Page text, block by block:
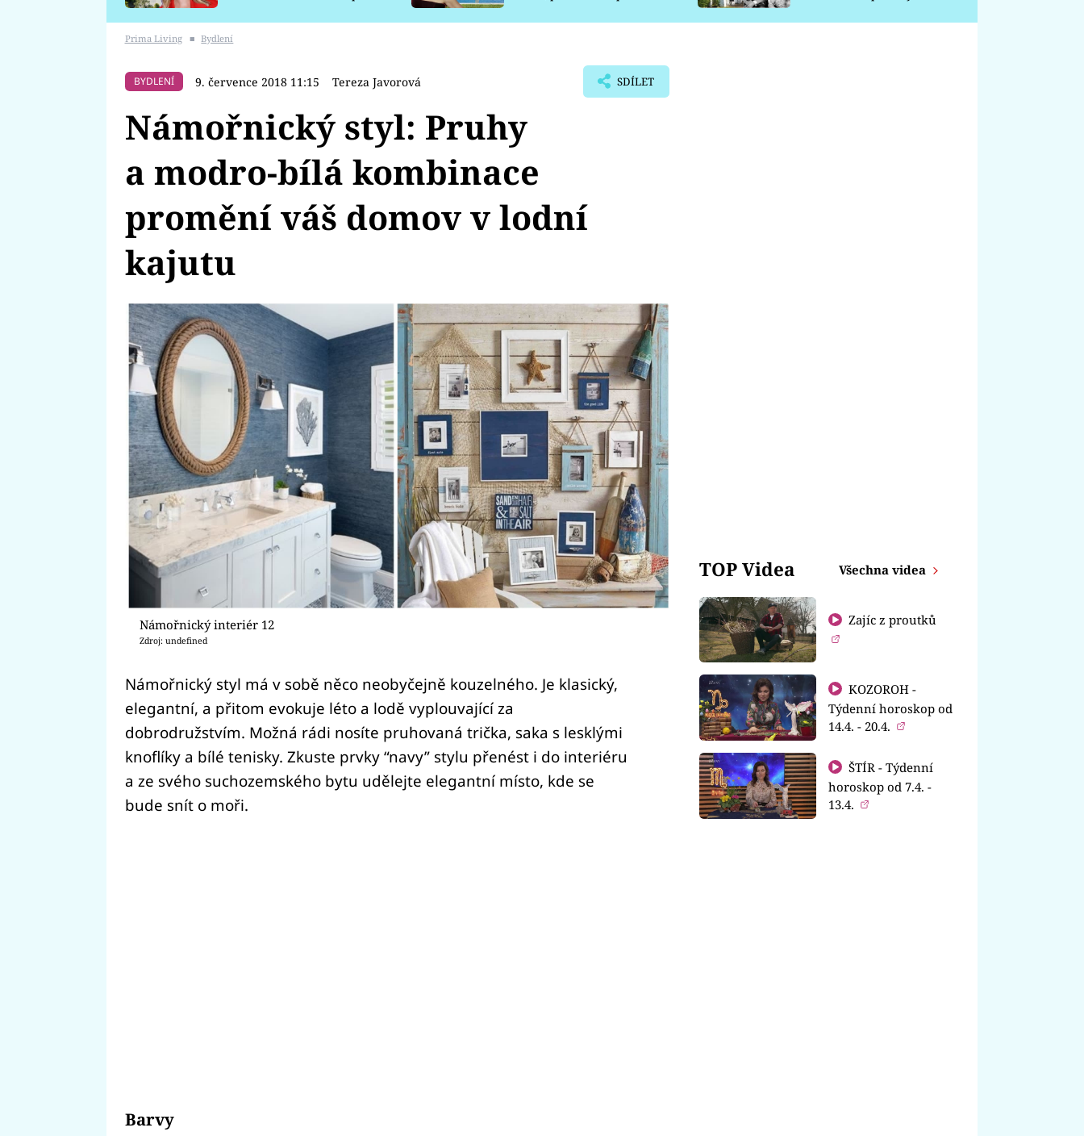
Prima Living ■ Bydlení
BYDLENÍ 9. července 2018 11:15 Tereza Javorová SDÍLET
Námořnický styl: Pruhy
a modro-bílá kombinace
promění váš domov v lodní
kajutu
Námořnický interiér 12
Zdroj: undefined
Námořnický styl má v sobě něco neobyčejně kouzelného. Je klasický,
elegantní, a přitom evokuje léto a lodě vyplouvající za
dobrodružstvím. Možná rádi nosíte pruhovaná trička, saka s lesklými
knoflíky a bílé tenisky. Zkuste prvky “navy” stylu přenést i do interiéru
a ze svého suchozemského bytu udělejte elegantní místo, kde se
bude snít o moři.
Barvy
TOP Videa Všechna videa
Zajíc z proutků
KOZOROH -
Týdenní horoskop od
14.4. - 20.4.
ŠTÍR - Týdenní
horoskop od 7.4. -
13.4.